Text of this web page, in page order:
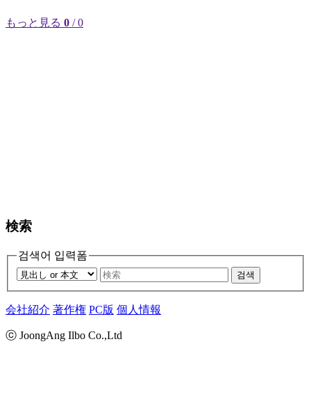
もっと見る 0 / 0
検索
검색어 입력폼
검색
会社紹介 著作権 PC版 個人情報
ⓒ JoongAng Ilbo Co.,Ltd